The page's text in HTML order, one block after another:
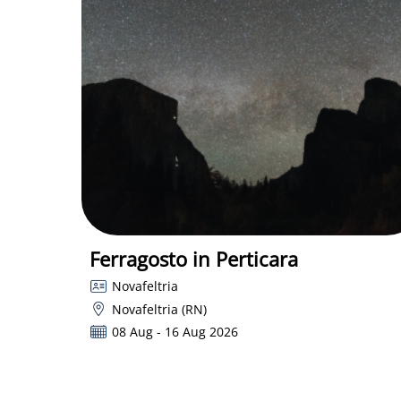
Ferragosto in Perticara
Novafeltria
Novafeltria (RN)
08 Aug - 16 Aug 2026